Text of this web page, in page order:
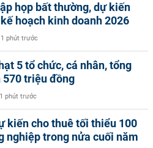
họp bất thường, dự kiến
hoạch kinh doanh 2026
1 phút trước
5 tổ chức, cá nhân, tổng
570 triệu đồng
1 phút trước
kiến cho thuê tối thiểu 100
nghiệp trong nửa cuối năm